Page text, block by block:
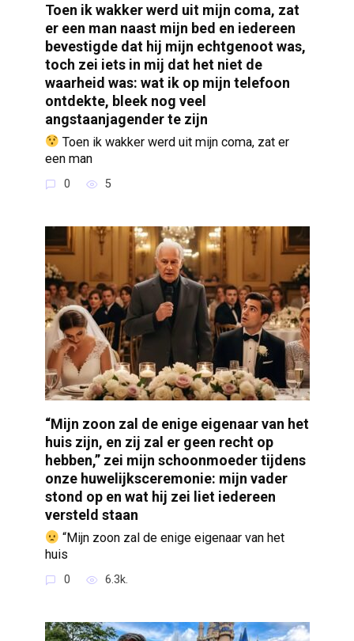
Toen ik wakker werd uit mijn coma, zat
er een man naast mijn bed en iedereen
bevestigde dat hij mijn echtgenoot was,
toch zei iets in mij dat het niet de
waarheid was: wat ik op mijn telefoon
ontdekte, bleek nog veel
angstaanjagender te zijn
Toen ik wakker werd uit mijn coma, zat er
een man
0 5
“Mijn zoon zal de enige eigenaar van het
huis zijn, en zij zal er geen recht op
hebben,” zei mijn schoonmoeder tijdens
onze huwelijksceremonie: mijn vader
stond op en wat hij zei liet iedereen
versteld staan
“Mijn zoon zal de enige eigenaar van het
huis
0 6.3k.